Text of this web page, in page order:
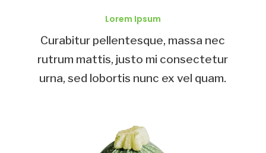
Lorem Ipsum
Curabitur pellentesque, massa nec
rutrum mattis, justo mi consectetur
urna, sed lobortis nunc ex vel quam.